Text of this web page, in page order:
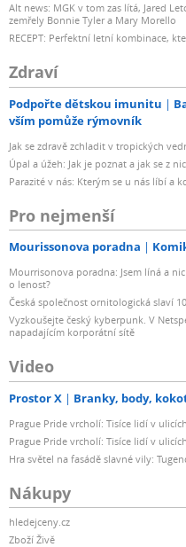
Alt news: MGK v tom zas lítá, Jared
zemřely Bonnie Tyler a Mary Morello
RECEPT: Perfektní letní kombinace,
Zdraví
Podpořte dětskou imunitu
vším pomůže rýmovník
Jak se zdravě zchladit v tropických
Úpal a úžeh: Jak je poznat a jak se z
Parazité v nás: Kterým se u nás líbí a
Pro nejmenší
Mourissonova poradna
Mourrisonova poradna: Jsem líná a
o lenost?
Česká společnost ornitologická slaví
Vyzkoušejte český kyberpunk. V
napadajícím korporátní sítě
Video
Prostor X Branky, body,
Prague Pride vrcholí: Tisíce lidí v
Prague Pride vrcholí: Tisíce lidí v
Hra světel na fasádě slavné vily:
Nákupy
hledejceny.cz
Zboží Živě